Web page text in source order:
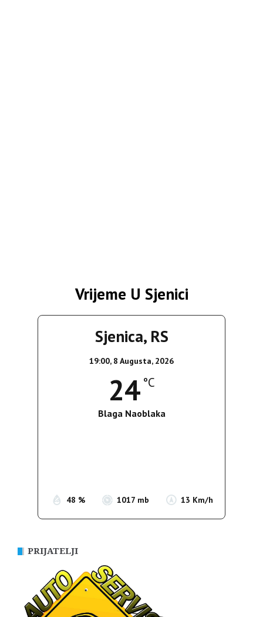
Vrijeme U Sjenici
Sjenica, RS
19:00, 8 Augusta, 2026
24 °C
Blaga Naoblaka
48 % 1017 mb 13 Km/h
PRIJATELJI